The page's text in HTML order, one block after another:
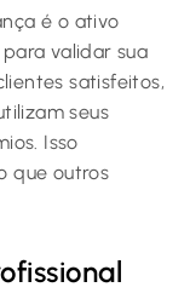
é o ativo
validar sua
satisfeitos,
seus
Isso
que outros